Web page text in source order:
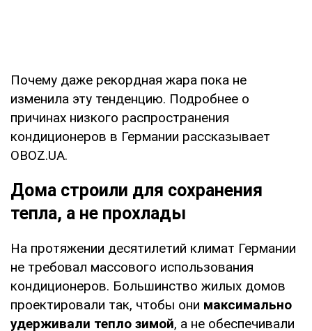
Почему даже рекордная жара пока не
изменила эту тенденцию. Подробнее о
причинах низкого распространения
кондиционеров в Германии рассказывает
OBOZ.UA.
Дома строили для сохранения
тепла, а не прохлады
На протяжении десятилетий климат Германии
не требовал массового использования
кондиционеров. Большинство жилых домов
проектировали так, чтобы они максимально
удерживали тепло зимой, а не обеспечивали